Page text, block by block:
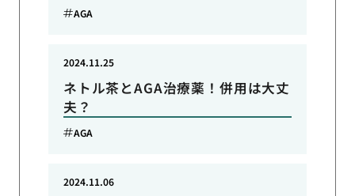
AGA
ネトル茶とAGA治療薬！併用は大丈
夫？
2024.11.25
AGA
2024.11.06